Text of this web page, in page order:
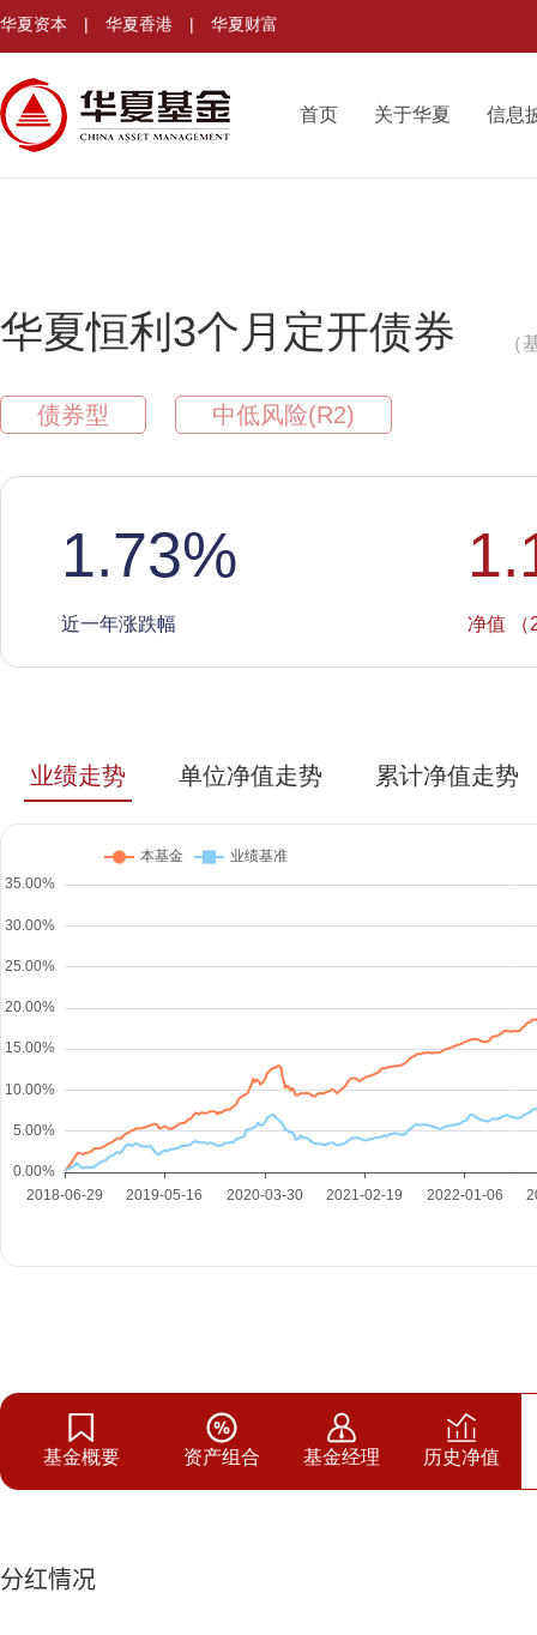
华夏资本 | 华夏香港 | 华夏财富
首页 关于华夏 信息
华夏恒利3个月定开债券 （
债券型 中低风险(R2)
1.73%
近一年涨跌幅 净值 （
业绩走势 单位净值走势 累计净值走势
基金概要 资产组合 基金经理 历史净值